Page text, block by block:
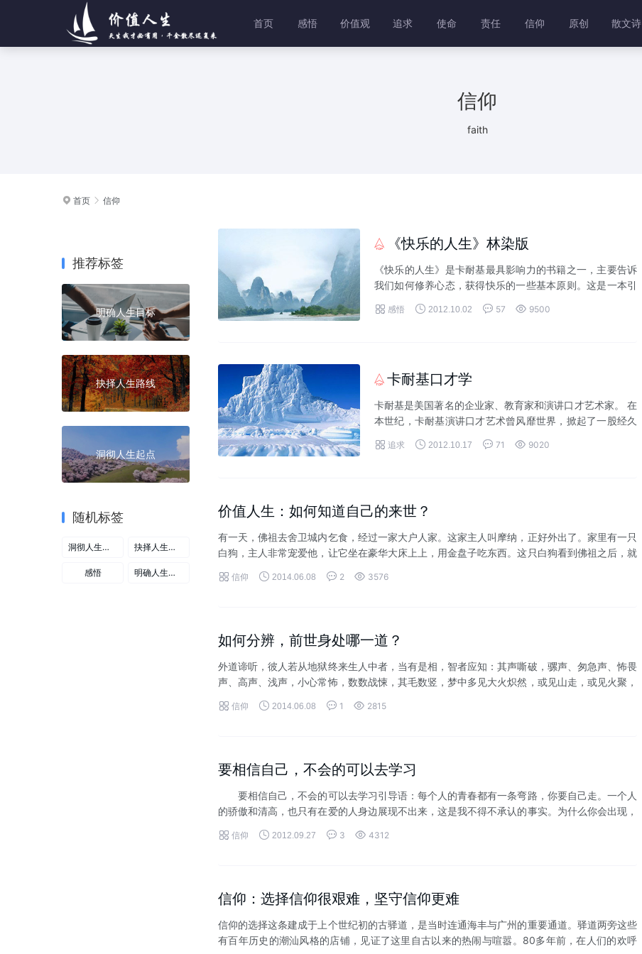
首页 感悟 价值观 追求 使命 责任 信仰 原创 散文诗
信仰
faith
 首页  信仰
推荐标签
明确人生目标
抉择人生路线
洞彻人生起点
随机标签
洞彻人生起点 抉择人生路线
感悟 明确人生目标
 《快乐的人生》林染版
《快乐的人生》是卡耐基最具影响力的书籍之一，主要告诉
我们如何修养心态，获得快乐的一些基本原则。这是一本引
开心心过一生，相信这是每个人心中的一个梦。...
 感悟  2012.10.02  57  9500
 卡耐基口才学
卡耐基是美国著名的企业家、教育家和演讲口才艺术家。 在
本世纪，卡耐基演讲口才艺术曾风靡世界，掀起了一股经久
就有近2000个卡耐基演讲口才训练班，仍满...
 追求  2012.10.17  71  9020
价值人生：如何知道自己的来世？
有一天，佛祖去舍卫城内乞食，经过一家大户人家。这家主人叫摩纳，正好外出了。家里有一只
白狗，主人非常宠爱他，让它坐在豪华大床上上，用金盘子吃东西。这只白狗看到佛祖之后，就
 信仰  2014.06.08  2  3576
如何分辨，前世身处哪一道？
外道谛听，彼人若从地狱终来生人中者，当有是相，智者应知：其声嘶破，骡声、匆急声、怖畏
声、高声、浅声，小心常怖，数数战悚，其毛数竖，梦中多见大火炽然，或见山走，或见火聚，
 信仰  2014.06.08  1  2815
要相信自己，不会的可以去学习
要相信自己，不会的可以去学习引导语：每个人的青春都有一条弯路，你要自己走。一个人
的骄傲和清高，也只有在爱的人身边展现不出来，这是我不得不承认的事实。为什么你会出现，
 信仰  2012.09.27  3  4312
信仰：选择信仰很艰难，坚守信仰更难
信仰的选择这条建成于上个世纪初的古驿道，是当时连通海丰与广州的重要通道。驿道两旁这些
有百年历史的潮汕风格的店铺，见证了这里自古以来的热闹与喧嚣。80多年前，在人们的欢呼